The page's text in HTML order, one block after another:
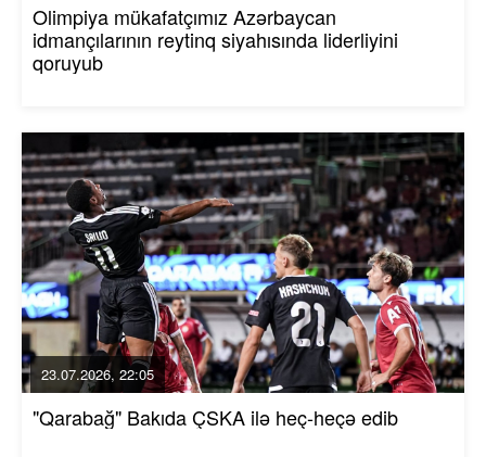
Olimpiya mükafatçımız Azərbaycan
idmançılarının reytinq siyahısında liderliyini
qoruyub
23.07.2026, 22:05
"Qarabağ" Bakıda ÇSKA ilə heç-heçə edib